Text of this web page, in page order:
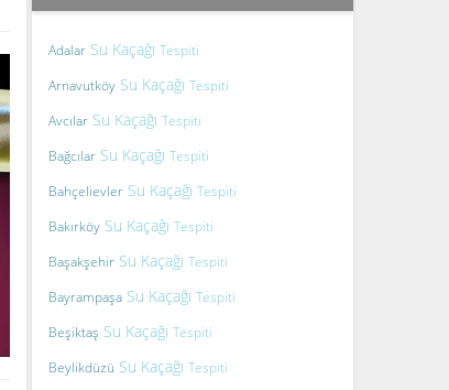
AdalarSu Kaçağı Tespiti
ArnavutköySu Kaçağı Tespiti
AvcılarSu Kaçağı Tespiti
BağcılarSu Kaçağı Tespiti
BahçelievlerSu Kaçağı Tespiti
BakırköySu Kaçağı Tespiti
BaşakşehirSu Kaçağı Tespiti
BayrampaşaSu Kaçağı Tespiti
Beşiktaş Su Kaçağı Tespiti
Beylikdüzü Su Kaçağı Tespiti